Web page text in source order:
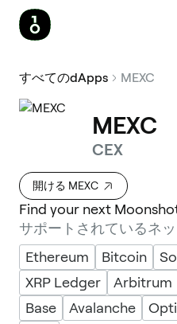
すべてのdApps MEXC
MEXC
CEX
開ける MEXC
Find your next
サポートされているネ
Ethereum
Bitcoin
XRP Ledger
Arbitrum
Base
Avalanche